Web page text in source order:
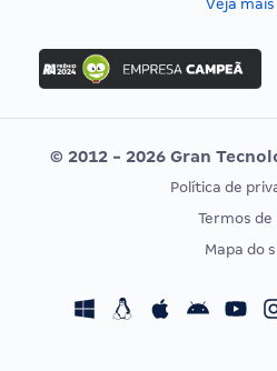
Concurso Ibama
Concurso MPU
Editais publicados
CONCURSOS POR PROFISSÃO
Concursos Fiscais
Veja mais
© 2012 - 2026 Gran
Política de
Termos de
Mapa do